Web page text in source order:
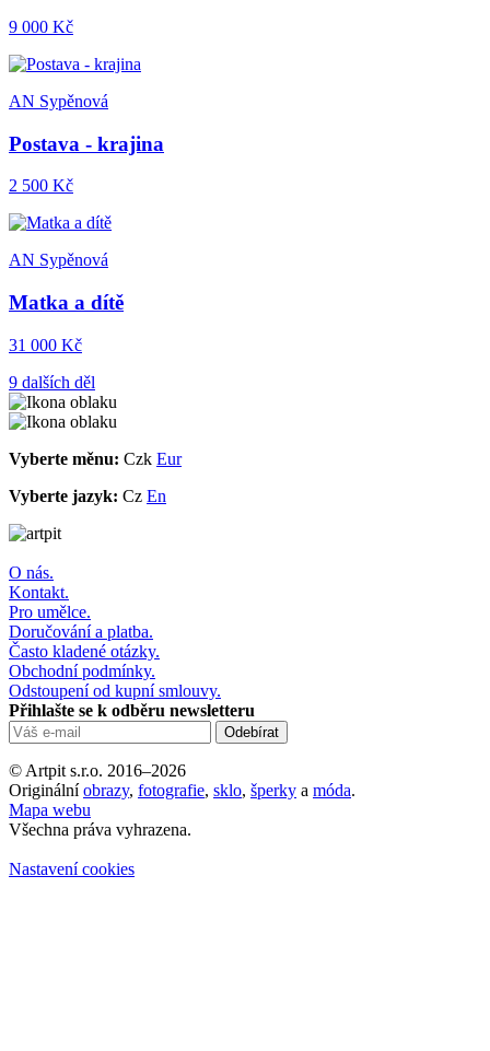
9 000 Kč
AN Sypěnová
Postava - krajina
2 500 Kč
AN Sypěnová
Matka a dítě
31 000 Kč
9 dalších děl
Vyberte měnu: Czk Eur
Vyberte jazyk: Cz En
O nás.
Kontakt.
Pro umělce.
Doručování a platba.
Často kladené otázky.
Obchodní podmínky.
Odstoupení od kupní smlouvy.
Přihlašte se k odběru newsletteru
© Artpit s.r.o. 2016–2026
Originálníobrazy, fotografie, sklo, šperky a móda.
Mapa webu
Všechna práva vyhrazena.
Nastavení cookies